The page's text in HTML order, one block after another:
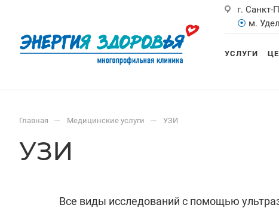
г. Санкт-
⦿ м.
УСЛУГИ
Главная — Медицинские услуги — УЗИ
УЗИ
Все виды исследований с помощью